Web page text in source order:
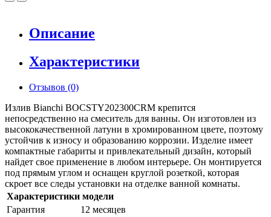
Описание
Характеристики
Отзывов (0)
Излив Bianchi BOCSTY202300CRM крепится
непосредственно на смеситель для ванны. Он изготовлен из
высококачественной латуни в хромированном цвете, поэтому
устойчив к износу и образованию коррозии. Изделие имеет
компактные габариты и привлекательный дизайн, который
найдет свое применение в любом интерьере. Он монтируется
под прямым углом и оснащен круглой розеткой, которая
скроет все следы установки на отделке ванной комнаты.
Характеристики модели
Гарантия
12 месяцев